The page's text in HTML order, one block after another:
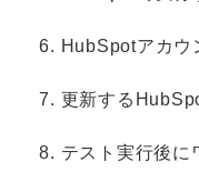
HubSpotアカウ
更新する
テスト実行後に